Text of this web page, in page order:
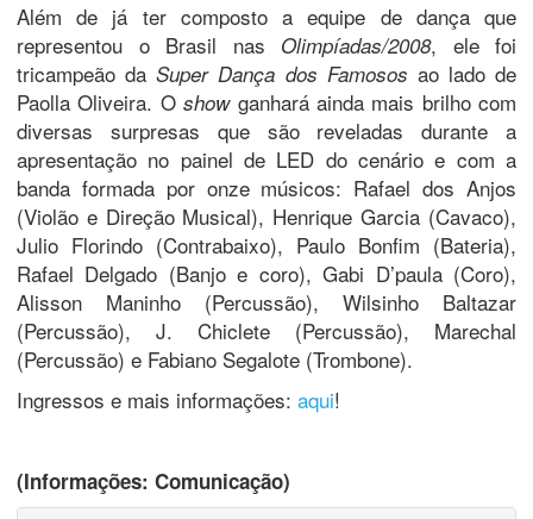
Além de já ter composto a equipe de dança que
representou o Brasil nas Olimpíadas/2008, ele foi
tricampeão daSuper Dança dos Famosos ao lado de
Paolla Oliveira. Oshowganhará ainda mais brilho com
diversas surpresas que são reveladas durante a
apresentação no painel de LED do cenário e com a
banda formada por onze músicos: Rafael dos Anjos
(Violão e Direção Musical), Henrique Garcia (Cavaco),
Julio Florindo (Contrabaixo), Paulo Bonfim (Bateria),
Rafael Delgado (Banjo e coro), Gabi D’paula (Coro),
Alisson Maninho (Percussão), Wilsinho Baltazar
(Percussão), J. Chiclete (Percussão), Marechal
(Percussão) e Fabiano Segalote (Trombone).
Ingressos e mais informações: aqui!
(Informações: Comunicação)